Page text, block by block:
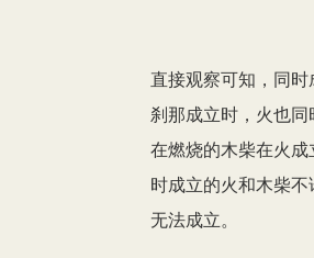
直接观察可知，同
刹那成立时，火也
在燃烧的木柴在火
时成立的火和木柴
无法成立。